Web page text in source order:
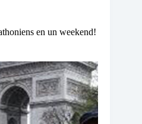
en un weekend!